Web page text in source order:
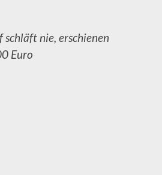
schläft nie, erschienen
Euro